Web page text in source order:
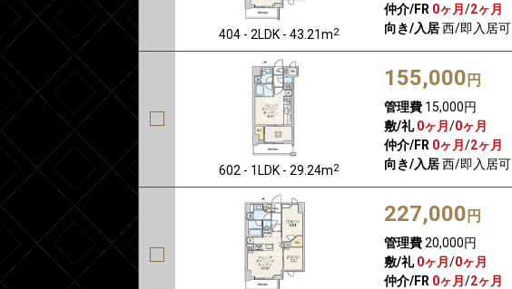
404 - 2LDK - 43.21m2
仲介/FR 0ヶ月/2ヶ月
向き/入居西/即入居可
602 - 1LDK - 29.24m2
155,000 円
管理費15,000円
敷/礼 0ヶ月/0ヶ月
仲介/FR 0ヶ月/2ヶ月
向き/入居西/即入居可
227,000 円
管理費20,000円
敷/礼 0ヶ月/0ヶ月
仲介/FR 0ヶ月/2ヶ月